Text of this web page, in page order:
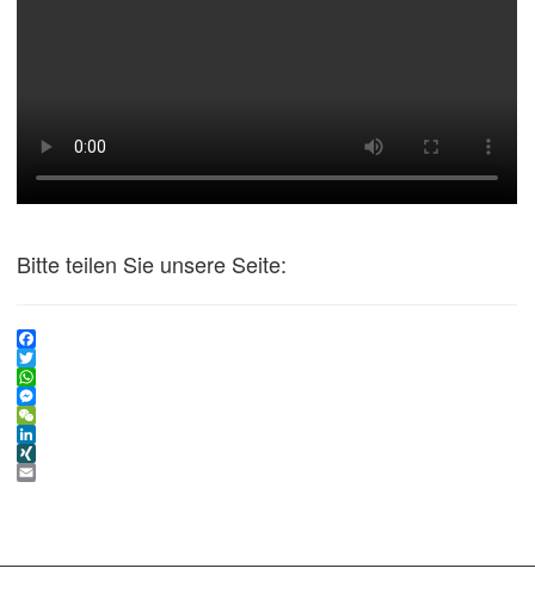
Bitte teilen Sie unsere Seite:
Facebook
Twitter
WhatsApp
Messenger
WeChat
LinkedIn
XING